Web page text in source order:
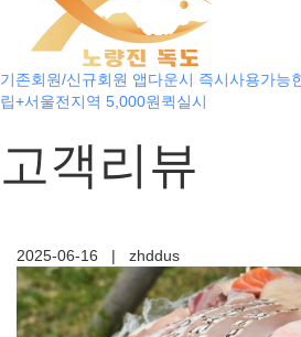
기존회원/신규회원 앱다운시 즉시사용가능
립+서울전지역 5,000원퀵실시
고객리뷰
2025-06-16 | zhddus